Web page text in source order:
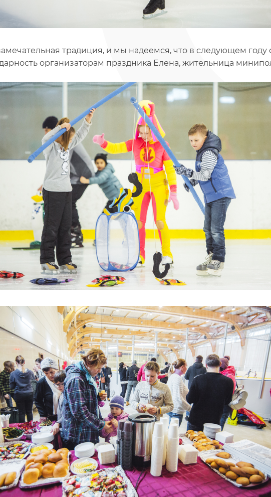
традиция, и мы надеемся, что в следующем
организаторам праздника Елена, жительница